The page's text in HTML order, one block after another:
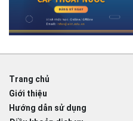
Trang chủ
Giới thiệu
Hướng dẫn sử dụng